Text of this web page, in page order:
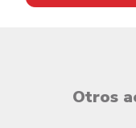
Otros